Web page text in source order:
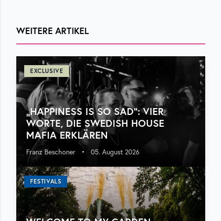
WEITERE ARTIKEL
EXCLUSIVE
„HAPPINESS IS SO SAD“: VIER
WORTE, DIE SWEDISH HOUSE
MAFIA ERKLÄREN
Franz Beschoner • 05. August 2026
FESTIVALS